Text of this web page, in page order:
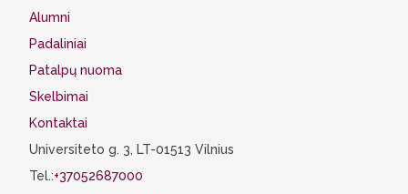
Alumni
Padaliniai
Patalpų nuoma
Skelbimai
Kontaktai
Universiteto g. 3, LT-01513 Vilnius
Tel.:+37052687000